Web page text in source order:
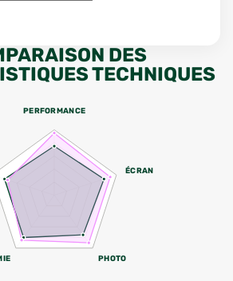
DES
TECHNIQUES
PERFORMANCE
ÉCRAN
PHOTO